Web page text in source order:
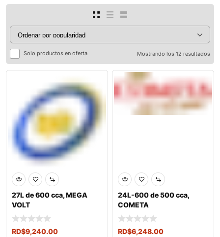
Solo productos en oferta Mostrando los 12 resultados
27L de 600 cca, MEGA
VOLT
RD$9,240.00
24L-600 de 500 cca,
COMETA
RD$6,248.00